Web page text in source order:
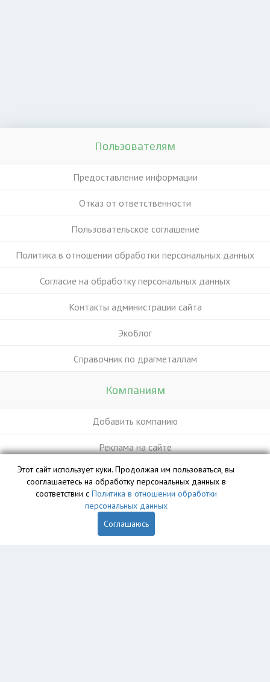
Пользователям
Предоставление информации
Отказ от ответственности
Пользовательское соглашение
Политика в отношении обработки персональных данных
Согласие на обработку персональных данных
Контакты администрации сайта
ЭкоБлог
Справочник по драгметаллам
Компаниям
Добавить компанию
Реклама на сайте
База данных сайта vyvoz.org является интеллектуальной
собственностью ООО «Профит» и охраняется законом.
Этот сайт использует куки. Продолжая им пользоваться, вы
сооглашаетесь на обработку персональных данных в
соответствии с Политика в отношении обработки
персональных данных
Соглашаюсь